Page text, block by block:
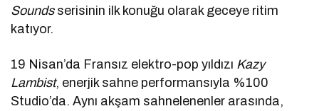
Soundsserisinin ilk konuğu olarak geceye ritim
katıyor.
19 Nisan’da Fransız elektro-pop yıldızı Kazy
Lambist, enerjik sahne performansıyla %100
Studio’da. Aynı akşam sahnelenenler arasında,